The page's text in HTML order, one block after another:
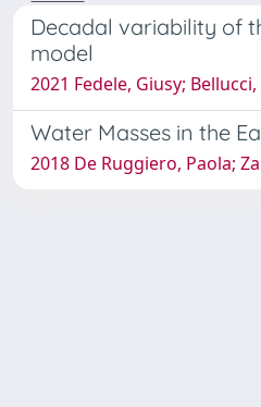
Decadal variability of
model
2021 Fedele, Giusy;
Water Masses in the
2018 De Ruggiero, Paola;